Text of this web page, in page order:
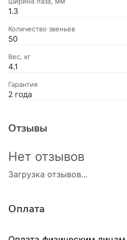
1.3
Количество звеньев
50
Вес, кг
4.1
Гарантия
2 года
Отзывы
Загрузка отзывов...
Нет отзывов
Оплата